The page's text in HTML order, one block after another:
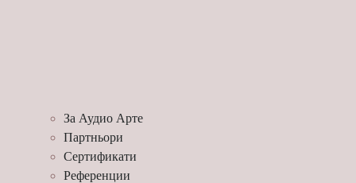
За Аудио Арте
Партньори
Сертификати
Референции